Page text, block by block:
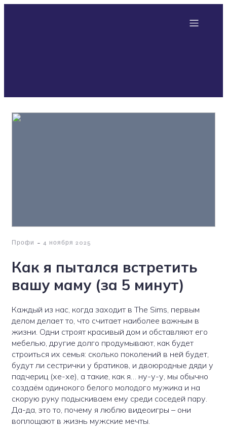
Профи - 4 ноября 2025
Как я пытался встретить
вашу маму (за 5 минут)
Каждый из нас, когда заходит в The Sims, первым
делом делает то, что считает наиболее важным в
жизни. Одни строят красивый дом и обставляют его
мебелью, другие долго продумывают, как будет
строиться их семья: сколько поколений в ней будет,
будут ли сестрички у братиков, и двоюродные дяди у
падчериц (хе-хе), а такие, как я… ну-у-у, мы обычно
создаём одинокого белого молодого мужика и на
скорую руку подыскиваем ему среди соседей пару.
Да-да, это то, почему я люблю видеоигры – они
воплощают в жизнь мужские мечты.